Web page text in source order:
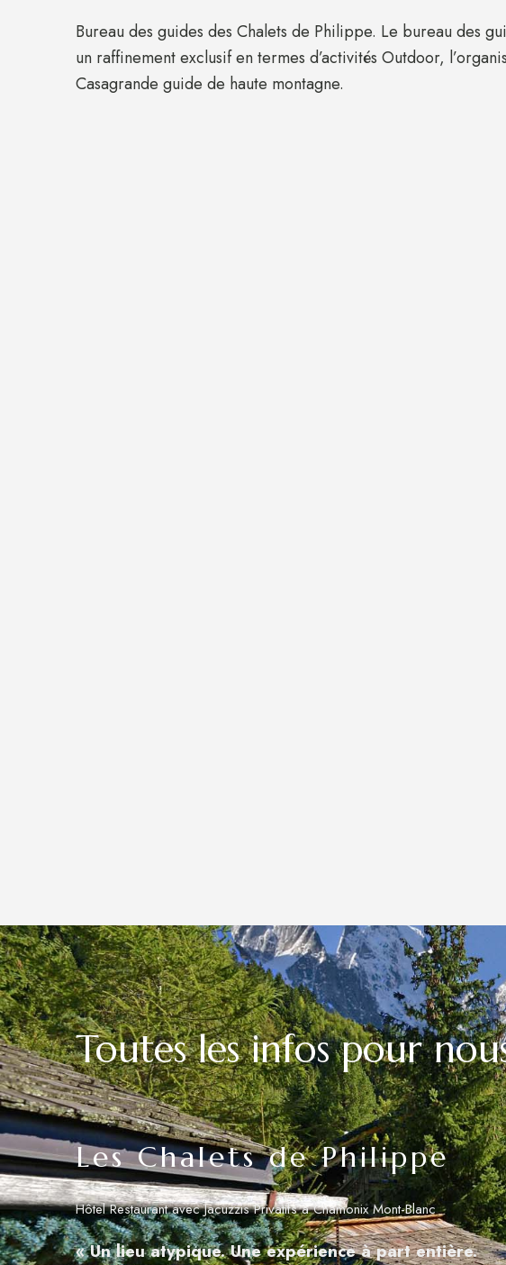
Bureau des guides des Chalets de Philippe. Le bureau des
un raffinement exclusif en termes d’activités Outdoor,
Casagrande guide de haute montagne.
Toutes les infos pour
Les Chalets de Philippe
Hôtel Restaurant avec Jacuzzis Privatifs à Chamonix Mont-Blanc
« Un lieu atypique. Une expérience à part entière.